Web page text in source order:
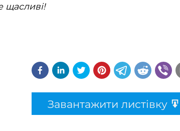
щасливі!
Завантажити листівку